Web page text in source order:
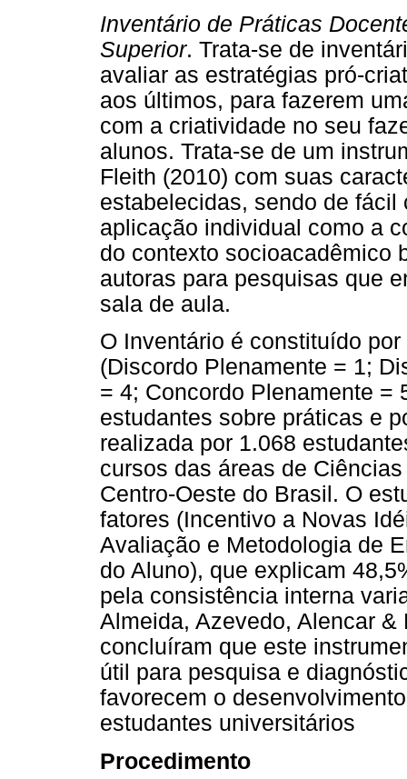
Inventário de Práticas
Superior. Trata-se de
avaliar as estratégias pró-
aos últimos, para fazerem
com a criatividade no seu
alunos. Trata-se de um
Fleith (2010) com suas
estabelecidas, sendo de
aplicação individual como a
do contexto socioacadêmico
autoras para pesquisas que
sala de aula.
O Inventário é constituído
(Discordo Plenamente = 1;
= 4; Concordo Plenamente =
estudantes sobre práticas e
realizada por 1.068
cursos das áreas de
Centro-Oeste do Brasil. O
fatores (Incentivo a Novas
Avaliação e Metodologia de
do Aluno), que explicam
pela consistência interna
Almeida, Azevedo, Alencar
concluíram que este
útil para pesquisa e
favorecem o
estudantes universitários
Procedimento